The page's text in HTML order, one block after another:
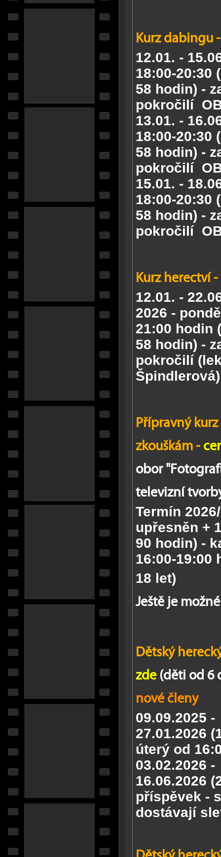
Kurz dabingu -
12.01. -
18:00-20:30
58 hodin) -
pokročilí
13.01. -
18:00-20:30
58 hodin) -
pokročilí
15.01. -
18:00-20:30
58 hodin) -
pokročilí
Kurz herectví -
12.01. -
2026 -
21:00 hodin
58 hodin) -
pokročilí
Přípravný
zkouškám -
obor
televizní
Termín
upřesněn +
90 hodin) -
16:00-19:00
18 let)
Ještě je
Dětský
zde(děti od 6
nové členy
09.09.2025 -
27.01.2026
úterý od
03.02.2026 -
16.06.2026
příspěvek -
dostávají